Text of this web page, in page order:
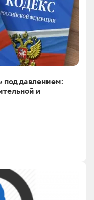
под давлением:
и